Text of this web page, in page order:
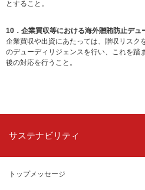
とすること。
10．企業買収等における海外贈賄防止デュ
企業買収や出資にあたっては、贈収リスク
のデューディリジェンスを行い、これを踏
後の対応を行うこと。
サステナビリティ
トップメッセージ